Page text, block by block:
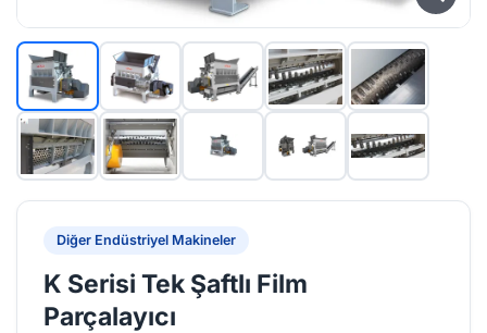
Diğer Endüstriyel Makineler
K Serisi Tek Şaftlı Film
Parçalayıcı